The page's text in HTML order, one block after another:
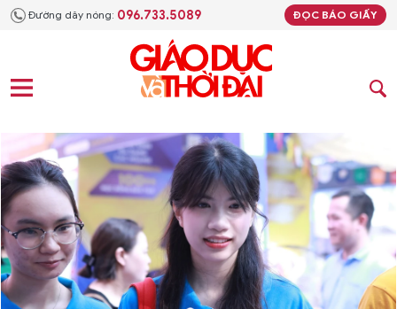
Đường dây nóng: 096.733.5089 ĐỌC BÁO GIẤY